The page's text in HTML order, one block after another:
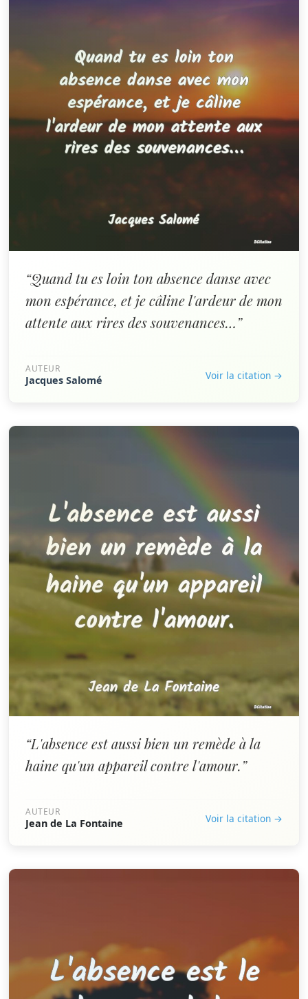
“Quand tu es loin ton absence danse avec
mon espérance, et je câline l'ardeur de mon
attente aux rires des souvenances…”
AUTEUR
Jacques Salomé Voir la citation →
“L'absence est aussi bien un remède à la
haine qu'un appareil contre l'amour.”
AUTEUR
Jean de La Fontaine Voir la citation →